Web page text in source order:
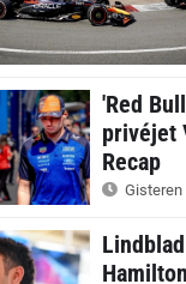
'Red
privéjet
Recap
Gisteren